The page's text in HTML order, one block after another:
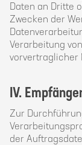
Daten an Dritte
Zwecken der
Verarbeitung
vorvertraglicher
IV.
Zur
der